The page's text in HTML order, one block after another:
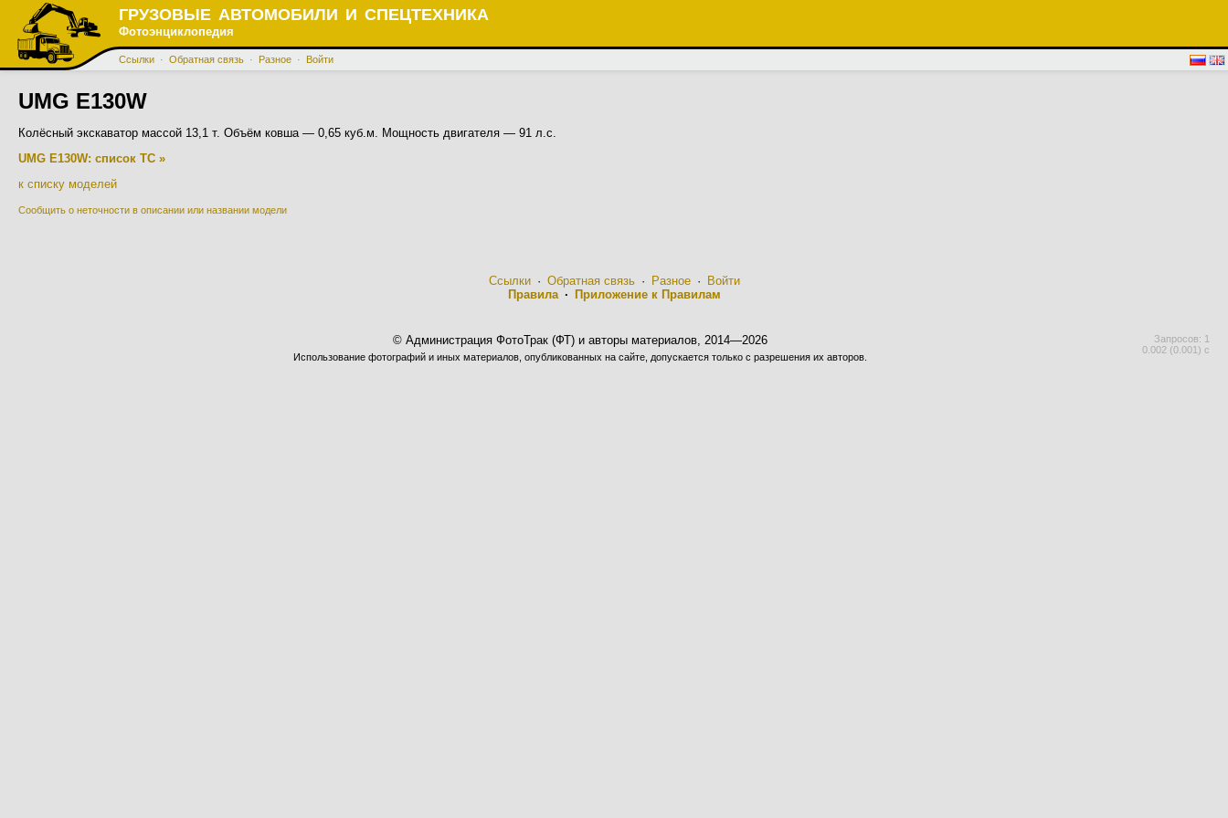
ГРУЗОВЫЕ АВТОМОБИЛИ И СПЕЦТЕХНИКА
Фотоэнциклопедия
Ссылки · Обратная связь · Разное · Войти
UMG E130W
Колёсный экскаватор массой 13,1 т. Объём ковша — 0,65 куб.м. Мощность двигателя — 91 л.с.
UMG E130W: список ТС »
к списку моделей
Сообщить о неточности в описании или названии модели
Ссылки· Обратная связь· Разное·
Войти
Правила· Приложение к Правилам
Запросов: 1
0.002 (0.001) с
© Администрация ФотоТрак (ФТ) и авторы материалов, 2014—2026
Использование фотографий и иных материалов, опубликованных на сайте, допускается только с разрешения их авторов.